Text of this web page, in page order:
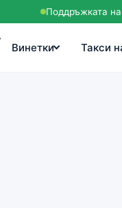
Поддръжката
Винетки Такси